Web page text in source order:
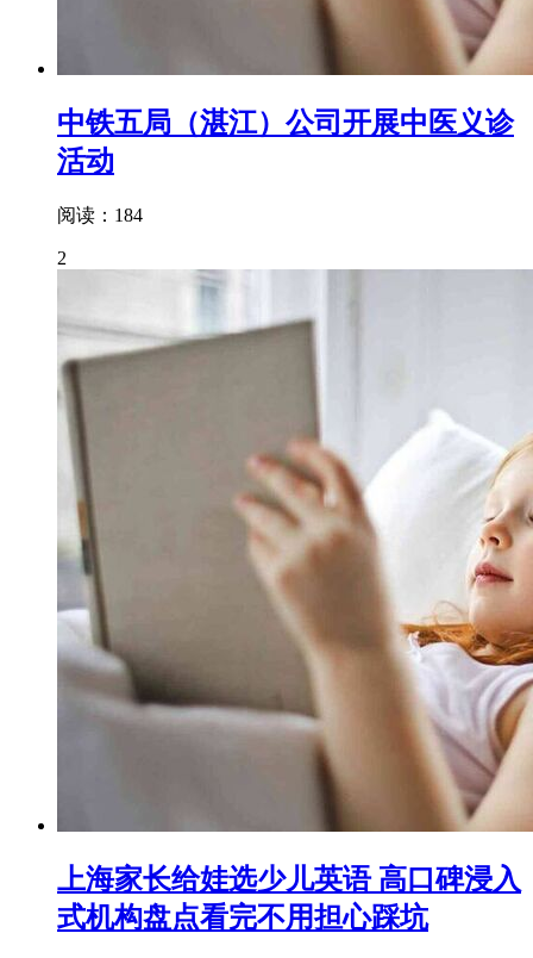
中铁五局（湛江）公司开展中医义诊
活动
阅读：184
2
上海家长给娃选少儿英语 高口碑浸入
式机构盘点看完不用担心踩坑